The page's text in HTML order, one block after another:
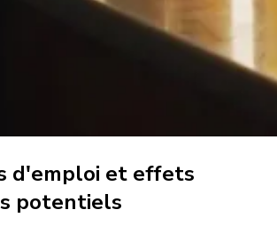
d'emploi et effets
potentiels